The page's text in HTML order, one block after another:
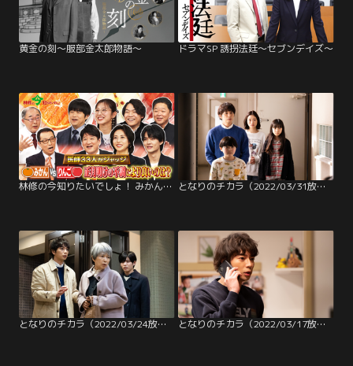
黄金の刻～服部金太郎物語～ ドラマSP 誘拐法廷～セブンデイズ～
林修の今知りたいでしょ！ みかんVSりんご かぜ・高血圧・冬太り・腸内環境の悪化 冬の4つ症状に強いのは！？医師33人がジャッジ！冬の最強フルーツ決定戦！（2026/01/08放送分） となりのチカラ（2022/03/31放送分）第09話（最終話）
となりのチカラ（2022/03/24放送分）第08話 となりのチカラ（2022/03/17放送分）第07話